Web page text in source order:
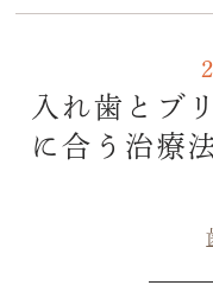
入れ歯とブ
に合う治療